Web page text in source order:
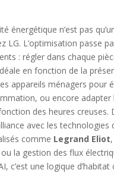
énergétique n’est pas
LG. L’optimisation passe
: régler dans chaque
en fonction de la
appareils ménagers pour
ou encore adapter
des heures creuses.
avec les technologies
comme Legrand Eliot
ou la gestion des flux
c’est une logique